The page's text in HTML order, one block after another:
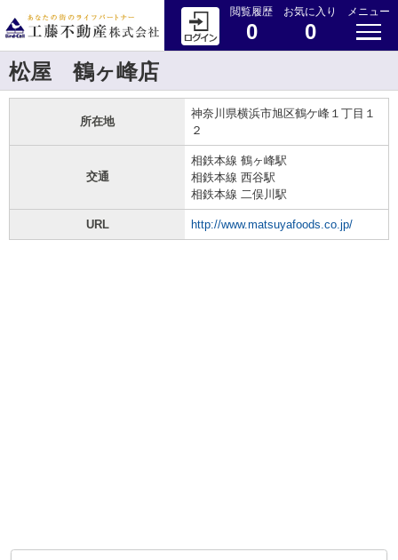
閲覧履歴
0
お気に入り
0
メニュー
松屋 鶴ヶ峰店
所在地
神奈川県横浜市旭区鶴ケ峰１丁目１
２
交通
相鉄本線 鶴ヶ峰駅
相鉄本線 西谷駅
相鉄本線 二俣川駅
URL http://www.matsuyafoods.co.jp/